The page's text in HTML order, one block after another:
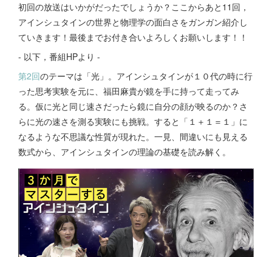
初回の放送はいかがだったでしょうか？ここからあと11回，
アインシュタインの世界と物理学の面白さをガンガン紹介し
ていきます！最後までお付き合いよろしくお願いします！！
- 以下，番組HPより -
第2回のテーマは「光」。アインシュタインが１０代の時に行
った思考実験を元に、福田麻貴が鏡を手に持って走ってみ
る。仮に光と同じ速さだったら鏡に自分の顔が映るのか？さ
らに光の速さを測る実験にも挑戦。すると「１＋１＝１」に
なるような不思議な性質が現れた。一見、間違いにも見える
数式から、アインシュタインの理論の基礎を読み解く。